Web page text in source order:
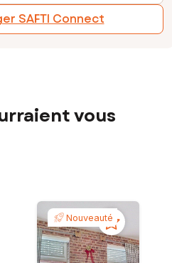
SAFTI Connect
vous
Nouveauté